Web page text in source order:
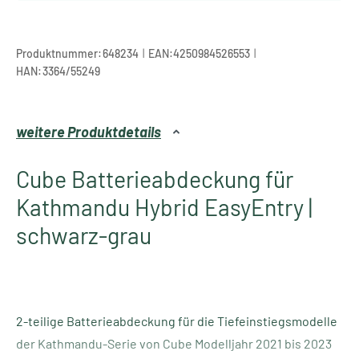
Produktnummer:648234 | EAN:4250984526553 |
HAN:3364/55249
weitere Produktdetails
Cube Batterieabdeckung für
Kathmandu Hybrid EasyEntry |
schwarz-grau
2-teilige Batterieabdeckung für die Tiefeinstiegsmodelle
der Kathmandu-Serie von Cube Modelljahr 2021 bis 2023